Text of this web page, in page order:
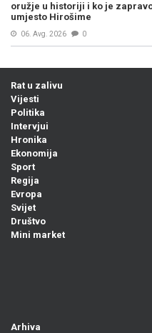
oružje u historiji i ko je
umjesto Hirošime
06. Avg. 2026 0
Rat u zalivu
Vijesti
Politika
Intervjui
Hronika
Ekonomija
Sport
Regija
Evropa
Svijet
Društvo
Mini market
Arhiva